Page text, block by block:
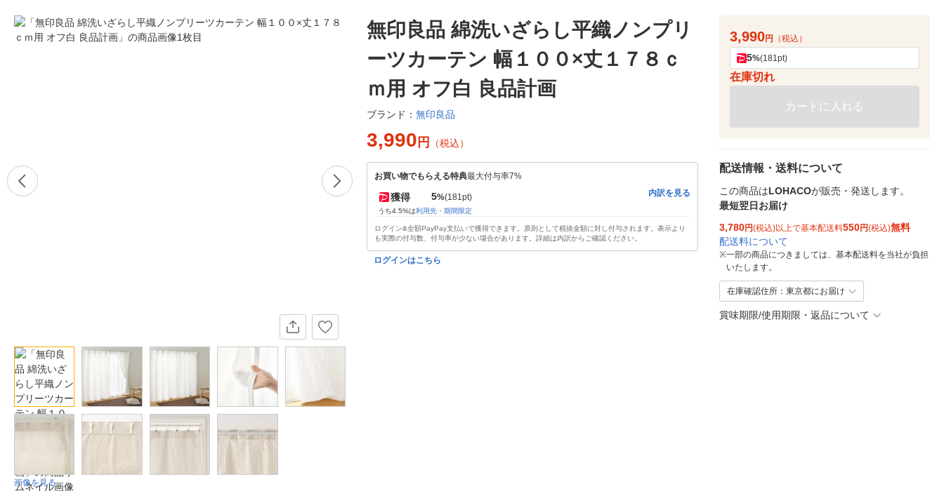
画像を見る
無印良品 綿洗いざらし平織ノンプリ
ーツカーテン 幅１００×丈１７８ｃ
ｍ用 オフ白 良品計画
ブランド： 無印良品
3,990 円 （税込）
お買い物でもらえる特典最大付与率7%
獲得 5%(181pt)
うち4.5%は利用先・期間限定
内訳を見る
ログイン&全額PayPay支払いで獲得できます。原則として税抜金額に対し付与されます。表示より
も実際の付与数、付与率が少ない場合があります。詳細は内訳からご確認ください。
ログインはこちら
3,990円 （税込）
5%(181pt)
在庫切れ
カートに入れる
配送情報・送料について
この商品はLOHACOが販売・発送します。
最短翌日お届け
3,780円(税込)以上で基本配送料550円(税込)無料
配送料について
※一部の商品につきましては、基本配送料を当社が負担
いたします。
在庫確認住所：東京都にお届け
賞味期限/使用期限・返品について